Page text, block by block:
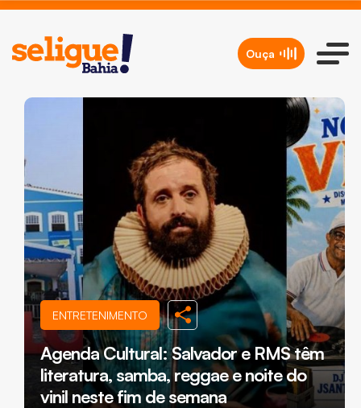
Ouça
ENTRETENIMENTO
Agenda Cultural: Salvador e RMS têm
literatura, samba, reggae e noite do
vinil neste fim de semana